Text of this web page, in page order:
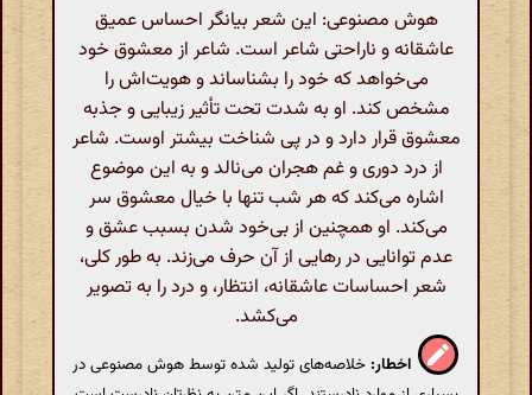
هوش مصنوعی: این شعر بیانگر احساس عمیق
عاشقانه و ناراحتی شاعر است. شاعر از معشوق خود
می‌خواهد که خود را بشناساند و هویت‌اش را
مشخص کند. او به شدت تحت تأثیر زیبایی و جذبه
معشوق قرار دارد و در پی شناخت بیشتر اوست. شاعر
از درد دوری و غم هجران می‌نالد و به این موضوع
اشاره می‌کند که هر شب تنها با خیال معشوق سر
می‌کند. او همچنین از بی‌خود شدن بسبب عشق و
عدم توانایی در رهایی از آن حرف می‌زند. به طور کلی،
شعر احساسات عاشقانه، انتظار، و درد را به تصویر
می‌کشد.
اخطار: خلاصه‌های تولید شده توسط هوش مصنوعی در